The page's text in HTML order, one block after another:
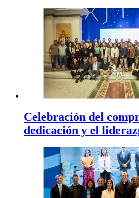
Celebración del
dedicación y el